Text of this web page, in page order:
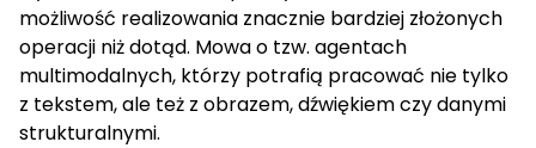
możliwość realizowania znacznie bardziej złożonych
operacji niż dotąd. Mowa o tzw. agentach
multimodalnych, którzy potrafią pracować nie tylko
z tekstem, ale też z obrazem, dźwiękiem czy danymi
strukturalnymi.